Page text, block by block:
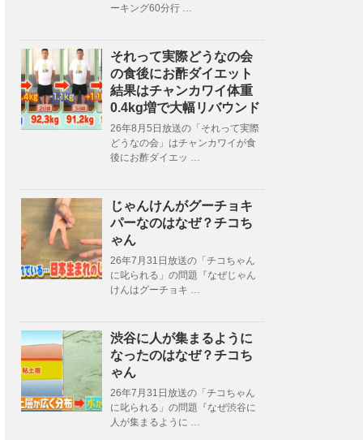
ーキング60分行 …
それって実際どうなの会
の食後にお酢ダイエット
結果はチャンカワイ体重
0.4kg増で大幅リバウンド
26年8月5日放送の「それって実際
どうなの会」はチャンカワイが食
後にお酢ダイエッ …
じゃんけんがグーチョキ
パーなのはなぜ？チコち
ゃん
26年7月31日放送の「チコちゃん
に叱られる」の問題『なぜじゃん
けんはグーチョキ …
渋谷に人が集まるように
なったのはなぜ？チコち
ゃん
26年7月31日放送の「チコちゃん
に叱られる」の問題『なぜ渋谷に
人が集まるように …